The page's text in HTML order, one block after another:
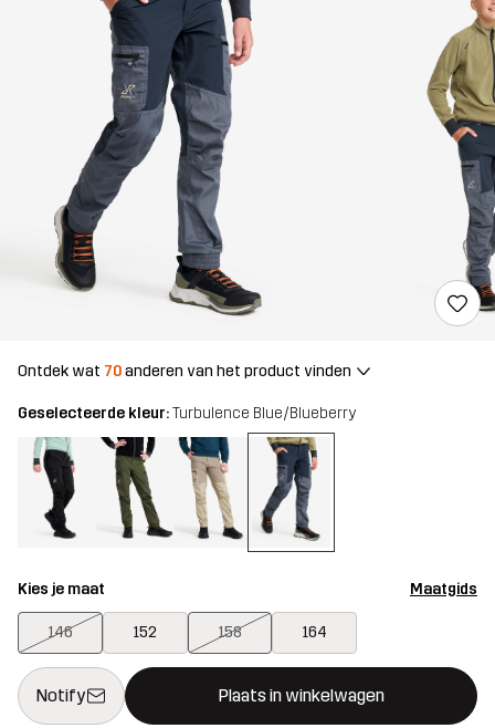
Ontdek wat 70anderen van het product vinden
Geselecteerde kleur:Turbulence Blue/Blueberry
Kies je maat Maatgids
146 152 158 164
Notify Plaats in winkelwagen
Deze knop opent een modal met de bevestiging van een
{{size}} niet beschikbaar